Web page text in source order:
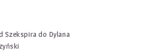
Szekspira do Dylana